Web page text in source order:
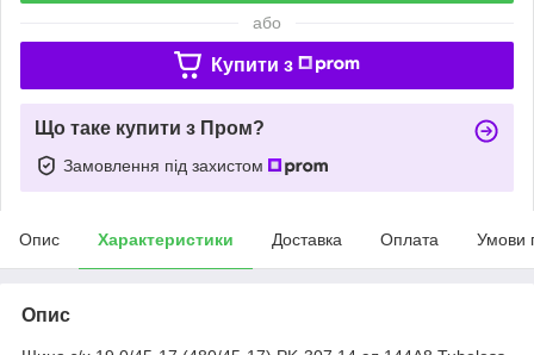
або
Купити з
Що таке купити з Пром?
Замовлення під захистом
Опис Характеристики Доставка Оплата Умови
Опис